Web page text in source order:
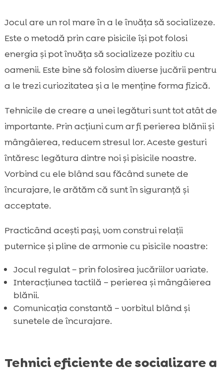
Jocul are un rol mare în a le învăța să socializeze.
Este o metodă prin care pisicile își pot folosi
energia și pot învăța să socializeze pozitiv cu
oamenii. Este bine să folosim diverse jucării pentru
a le trezi curiozitatea și a le menține forma fizică.
Tehnicile de creare a unei legături sunt tot atât de
importante. Prin acțiuni cum ar fi perierea blănii și
mângâierea, reducem stresul lor. Aceste gesturi
întăresc legătura dintre noi și pisicile noastre.
Vorbind cu ele blând sau făcând sunete de
încurajare, le arătăm că sunt în siguranță și
acceptate.
Practicând acești pași, vom construi relații
puternice și pline de armonie cu pisicile noastre:
Jocul regulat – prin folosirea jucăriilor variate.
Interacțiunea tactilă – perierea și mângâierea
blănii.
Comunicația constantă – vorbitul blând și
sunetele de încurajare.
Tehnici eficiente de socializare a